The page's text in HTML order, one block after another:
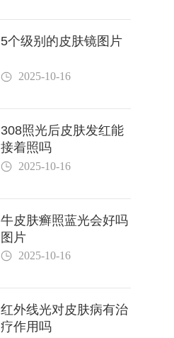
5个级别的皮肤镜图片
2025-10-16
308照光后皮肤发红能
接着照吗
2025-10-16
牛皮肤癣照蓝光会好吗
图片
2025-10-16
红外线光对皮肤病有治
疗作用吗